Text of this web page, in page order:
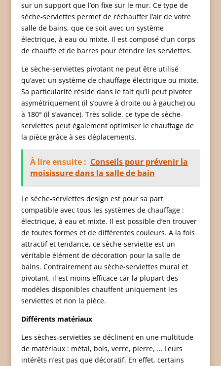
sur un support que l’on fixe sur le mur. Ce type de
sèche-serviettes permet de réchauffer l’air de votre
salle de bains, que ce soit avec un système
électrique, à eau ou mixte. Il est composé d’un corps
de chauffe et de barres pour étendre les serviettes.
Le sèche-serviettes pivotant ne peut être utilisé
qu’avec un système de chauffage électrique ou mixte.
Sa particularité réside dans le fait qu’il peut pivoter
asymétriquement (il s’ouvre à droite ou à gauche) ou
à 180° (il s’avance). Très solide, ce type de sèche-
serviettes peut également optimiser le chauffage de
la pièce grâce à ses déplacements.
À lire ensuite : Conseils pour prévenir la
moisissure dans la salle de bain
Le sèche-serviettes design est pour sa part
compatible avec tous les systèmes de chauffage :
électrique, à eau et mixte. Il est possible d’en trouver
de toutes formes et de différentes couleurs. A la fois
attractif et tendance, ce sèche-serviette est un
véritable élément de décoration pour la salle de
bains. Contrairement au sèche-serviettes mural et
pivotant, il est moins efficace car la plupart des
modèles disponibles chauffent uniquement les
serviettes et non la pièce.
Différents matériaux
Les sèches-serviettes se déclinent en une multitude
de matériaux : métal, bois, verre, pierre, … Leurs
intérêts n’est pas que décoratif. En effet, certains